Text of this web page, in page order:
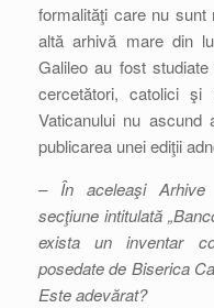
formalităţi care nu
altă arhivă mare din
Galileo au fost
cercetători, catolici şi
Vaticanului nu
publicarea unei ediţii
– În aceleaşi Arhive
secţiune intitulată
exista un inventar
posedate de Biserica
Este adevărat?